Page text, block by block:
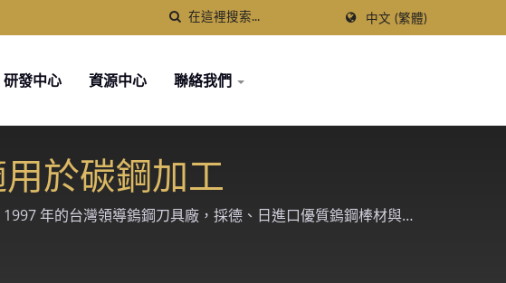
中文 (繁體)
研發中心 資源中心 聯絡我們
於碳鋼加工
年的台灣領導鎢鋼刀具廠，採德、日進口優質鎢鋼棒材與